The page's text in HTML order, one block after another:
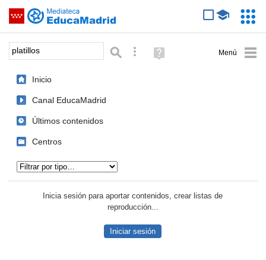
Saltar navegación
Palabra o frase: Búsqueda avanzada
Ayuda
(en
Inicio
Canal EducaMadrid
Últimos contenidos
Centros
Inicia sesión para aportar contenidos, crear listas de
reproducción...
Iniciar sesión